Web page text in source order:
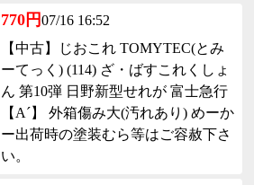
770円07/16 16:52
【中古】じおこれ TOMYTEC(とみ
ーてっく) (114) ざ・ばすこれくしょ
ん 第10弾 日野新型せれが 富士急行
【A´】 外箱傷み大(汚れあり) めーか
ー出荷時の塗装むら等はご容赦下さ
い。